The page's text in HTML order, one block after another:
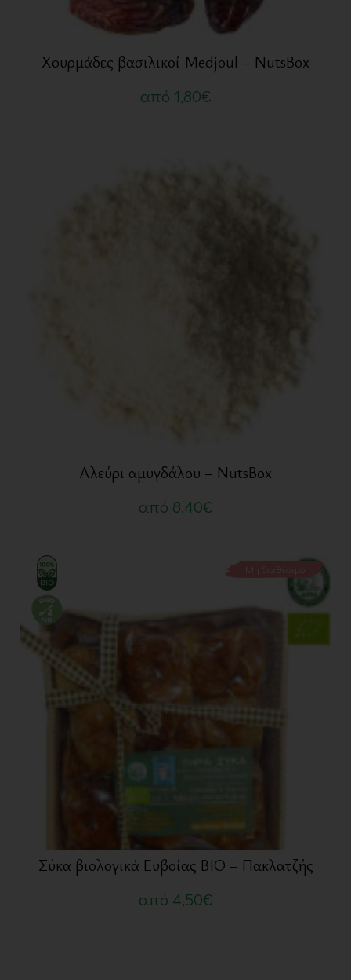
Χουρμάδες βασιλικοί Medjoul – NutsBox
από 1,80€
Αλεύρι αμυγδάλου – NutsBox
από 8,40€
Μη διαθέσιμο
Σύκα βιολογικά Ευβοίας ΒΙΟ – Πακλατζής
από 4,50€